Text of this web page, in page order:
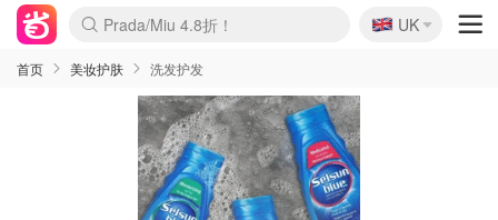
麦卢卡蜂蜜夏促！个位数！
Prada/Miu 4.8折！
啥？必胜客披萨5折！
🇬🇧
UK
首页 美妆护肤 洗发护发